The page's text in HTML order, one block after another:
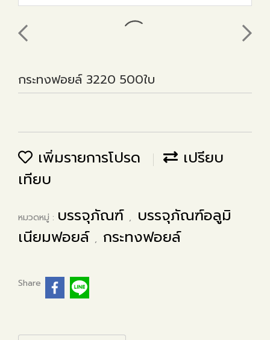
กระทงฟอยล์ 3220 500ใบ
เพิ่มรายการโปรด
เปรียบ
เทียบ
หมวดหมู่ : บรรจุภัณฑ์ ,
บรรจุภัณฑ์อลูมิ
เนียมฟอยล์ , กระทงฟอยล์
Share